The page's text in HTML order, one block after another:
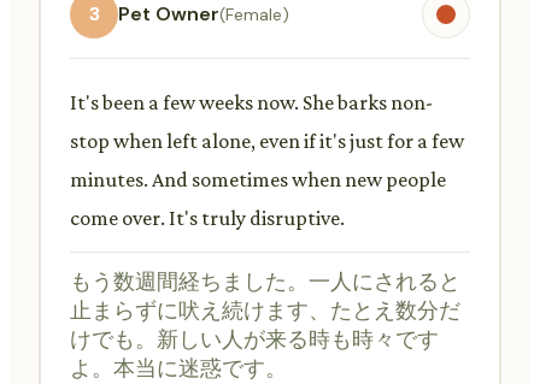
3 Pet Owner(Female)
It's been a few weeks now. She barks non-
stop when left alone, even if it's just for a few
minutes. And sometimes when new people
come over. It's truly disruptive.
もう数週間経ちました。一人にされると
止まらずに吠え続けます、たとえ数分だ
けでも。新しい人が来る時も時々です
よ。本当に迷惑です。